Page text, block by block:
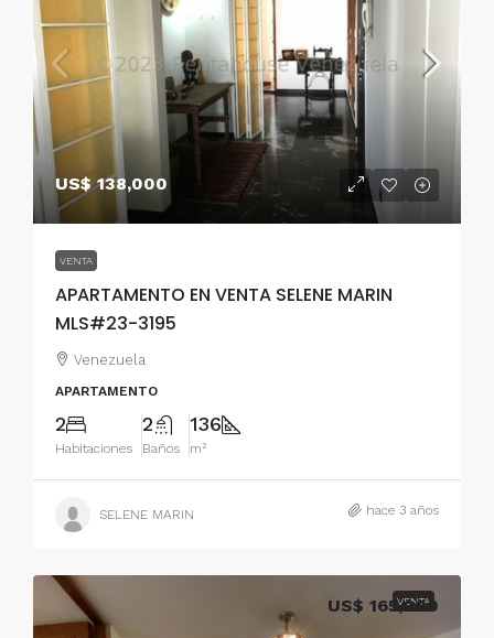
US$ 138,000
VENTA
APARTAMENTO EN VENTA SELENE MARIN
MLS#23-3195
Venezuela
APARTAMENTO
2
Habitaciones
2
Baños
136
m²
SELENE MARIN hace 3 años
VENTA
US$ 165,000